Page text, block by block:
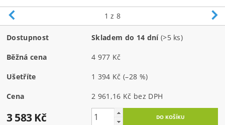
1 z 8
Dostupnost Skladem do 14 dní (>5 ks)
Běžná cena 4 977 Kč
Ušetříte 1 394 Kč (–28 %)
Cena 2 961,16 Kč bez DPH
3 583 Kč